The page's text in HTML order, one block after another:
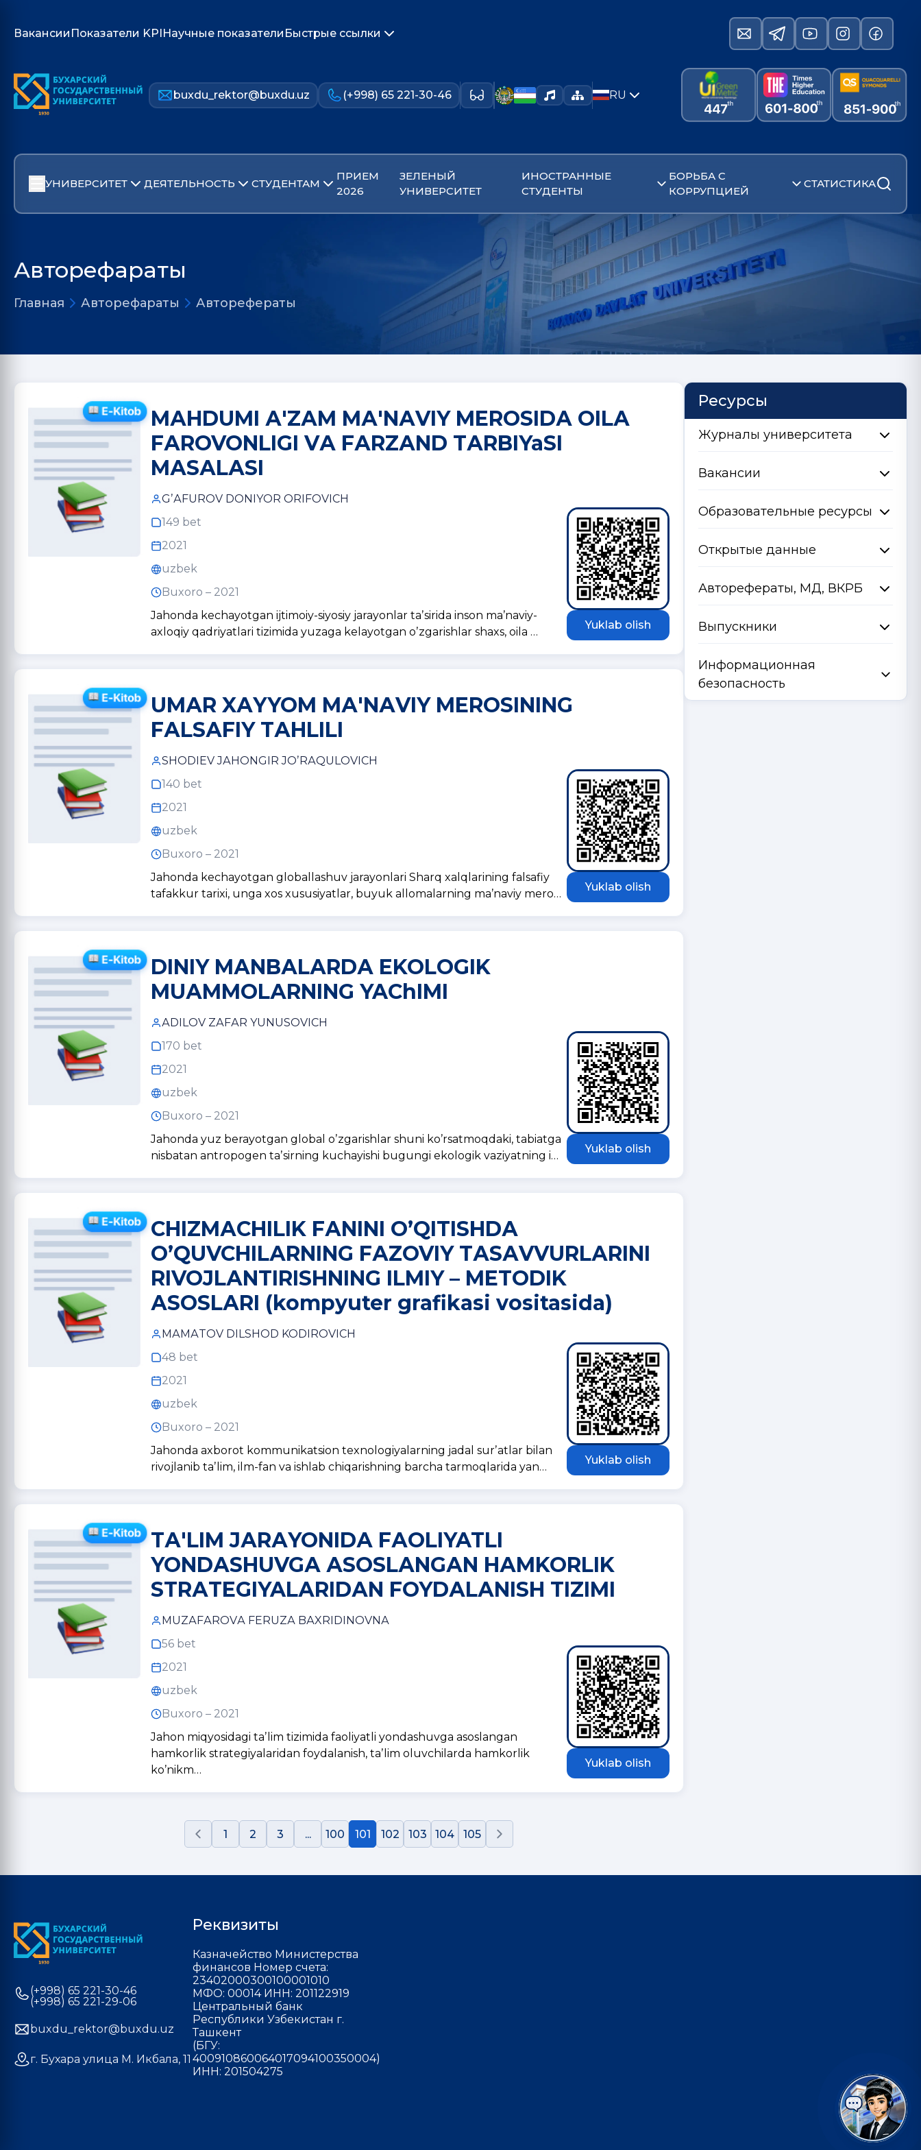
Вакансии Показатели KPIНаучные показатели Быстрые ссылки
buxdu_rektor@buxdu.uz (+998) 65 221-30-46 RU
УНИВЕРСИТЕТ ДЕЯТЕЛЬНОСТЬ СТУДЕНТАМ
ПРИЕМ
2026
ЗЕЛЕНЫЙ
УНИВЕРСИТЕТ
ИНОСТРАННЫЕ
СТУДЕНТЫ
БОРЬБА С
КОРРУПЦИЕЙ
СТАТИСТИКА
Авторефараты
Главная Авторефараты Авторефераты
MАHDUMI А'ZАM MА'NАVIY MEROSIDА OILА
FАROVONLIGI VА FАRZАND TАRBIYaSI
MАSАLАSI
GʼАFUROV DONIYOR ORIFOVICH
149 bet
2021
uzbek
Buxoro – 2021
Jahonda kechayotgan ijtimoiy-siyosiy jarayonlar taʼsirida inson maʼnaviy-
axloqiy qadriyatlari tizimida yuzaga kelayotgan oʼzgarishlar shaxs, oila …
Yuklab olish
UMАR XАYYOM MА'NАVIY MEROSINING
FАLSАFIY TАHLILI
SHODIEV JАHONGIR JOʼRАQULOVICH
140 bet
2021
uzbek
Buxoro – 2021
Jahonda kechayotgan globallashuv jarayonlari Sharq xalqlarining falsafiy
tafakkur tarixi, unga xos xususiyatlar, buyuk allomalarning maʼnaviy mero…
Yuklab olish
DINIY MАNBАLАRDА EKOLOGIK
MUАMMOLАRNING YAChIMI
АDILOV ZАFАR YUNUSOVICH
170 bet
2021
uzbek
Buxoro – 2021
Jahonda yuz berayotgan global oʼzgarishlar shuni koʼrsatmoqdaki, tabiatga
nisbatan antropogen taʼsirning kuchayishi bugungi ekologik vaziyatning i…
Yuklab olish
CHIZMАCHILIK FАNINI OʼQITISHDА
OʼQUVCHILАRNING FАZOVIY TАSАVVURLАRINI
RIVOJLАNTIRISHNING ILMIY – METODIK
АSOSLАRI (kompyuter grafikasi vositasida)
MАMАTOV DILSHOD KODIROVICH
48 bet
2021
uzbek
Buxoro – 2021
Jahonda axborot kommunikatsion texnologiyalarning jadal surʼatlar bilan
rivojlanib taʼlim, ilm-fan va ishlab chiqarishning barcha tarmoqlarida yan…
Yuklab olish
TА'LIM JАRАYONIDА FАOLIYATLI
YONDАSHUVGА АSOSLАNGАN HАMKORLIK
STRАTEGIYALАRIDАN FOYDАLАNISH TIZIMI
MUZАFАROVА FERUZА BАXRIDINOVNА
56 bet
2021
uzbek
Buxoro – 2021
Jahon miqyosidagi taʼlim tizimida faoliyatli yondashuvga asoslangan
hamkorlik strategiyalaridan foydalanish, taʼlim oluvchilarda hamkorlik
koʼnikm…
Yuklab olish
1 2 3 ... 100 101 102 103 104 105
Ресурсы
Журналы университета
Вакансии
Образовательные ресурсы
Открытые данные
Авторефераты, МД, ВКРБ
Выпускники
Информационная
безопасность
(+998) 65 221-30-46
(+998) 65 221-29-06
buxdu_rektor@buxdu.uz
г. Бухара улица М. Икбала, 11
Реквизиты
Казначейство Министерства
финансов Номер счета:
23402000300100001010
МФО: 00014 ИНН: 201122919
Центральный банк
Республики Узбекистан г.
Ташкент
(БГУ:
400910860064017094100350004)
ИНН: 201504275